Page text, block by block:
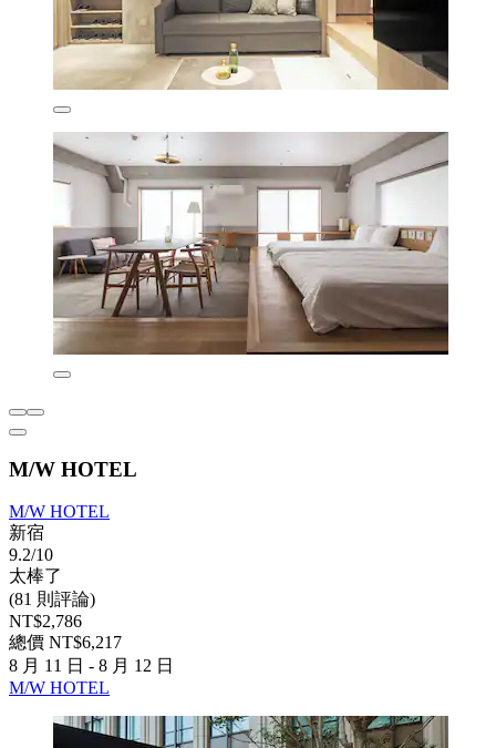
M/W HOTEL
M/W HOTEL
新宿
9.2/10
太棒了
(81 則評論)
NT$2,786
總價 NT$6,217
8 月 11 日 - 8 月 12 日
M/W HOTEL